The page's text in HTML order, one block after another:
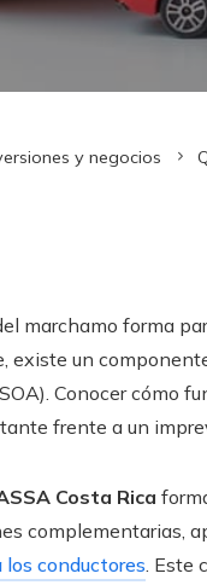
y negocios
marchamo forma
existe un
Conocer cómo
frente a un
Costa Rica
complementarias,
conductores. Este